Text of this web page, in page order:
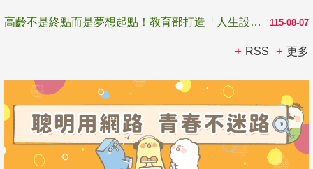
115-08-07
高齡不是終點而是夢想起點！教育部打造「人生設計夢工場」 參展第3屆高齡健康產業博覽會
RSS 更多